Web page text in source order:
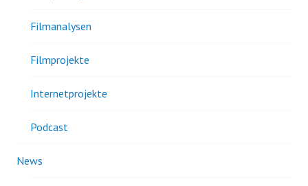
Filmanalysen
Filmprojekte
Internetprojekte
Podcast
News